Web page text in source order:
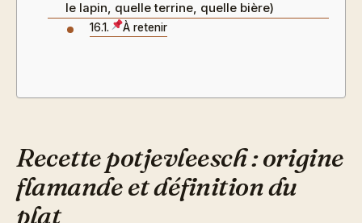
le lapin, quelle terrine, quelle bière)
À retenir
Recette potjevleesch : origine
flamande et définition du
plat